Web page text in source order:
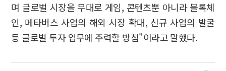
며 글로벌 시장을 무대로 게임, 콘텐츠뿐 아니라 블록체
인, 메타버스 사업의 해외 시장 확대, 신규 사업의 발굴
등 글로벌 투자 업무에 주력할 방침"이라고 말했다.